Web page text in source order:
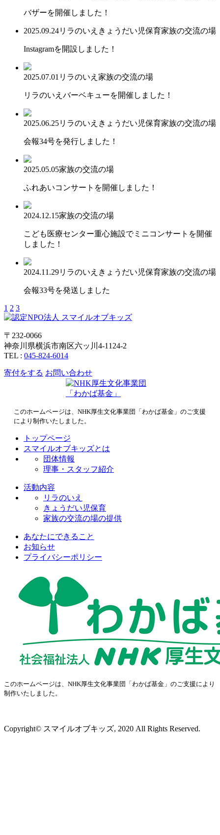
バザーを開催しました！
2025.09.24リラのいえ きょうだい児保育家族の交流の場
Instagramを開設しました！
2025.07.01 リラのいえ 家族の交流の場
リラのいえバーベキューを開催しました！
2025.06.25リラのいえ きょうだい児保育家族の交流の場
会報34号を発行しました！
2025.05.05家族の交流の場
ふれあいコンサートを開催しました！
2024.12.15家族の交流の場
こども医療センター重心施設でミニコンサートを開催
しました！
2024.11.29リラのいえ きょうだい児保育家族の交流の場
会報33号を発送しました
1 2 3
〒232-0066
神奈川県横浜市南区六ッ川4-1124-2
TEL : 045-824-6014
寄付をする お問い合わせ
このホームページは、NHK厚生文化事業団「わかば基金」のご支援
により制作いたしました。
トップページ
スマイルオブキッズとは
団体情報
理事・スタッフ紹介
活動内容
リラのいえ
きょうだい児保育
家族の交流の場の提供
あなたにできること
お知らせ
プライバシーポリシー
このホームページは、NHK厚生文化事業団「わかば基金」のご支援により
制作いたしました。
Copyright© スマイルオブキッズ, 2020 All Rights Reserved.